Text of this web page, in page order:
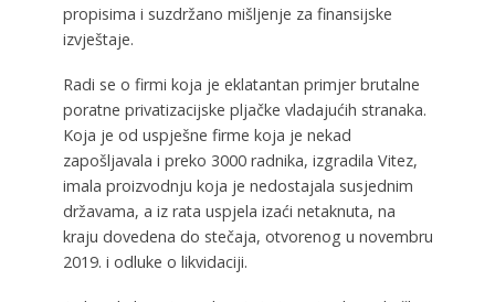
propisima i suzdržano mišljenje za finansijske
izvještaje.
Radi se o firmi koja je eklatantan primjer brutalne
poratne privatizacijske pljačke vladajućih stranaka.
Koja je od uspješne firme koja je nekad
zapošljavala i preko 3000 radnika, izgradila Vitez,
imala proizvodnju koja je nedostajala susjednim
državama, a iz rata uspjela izaći netaknuta, na
kraju dovedena do stečaja, otvorenog u novembru
2019. i odluke o likvidaciji.